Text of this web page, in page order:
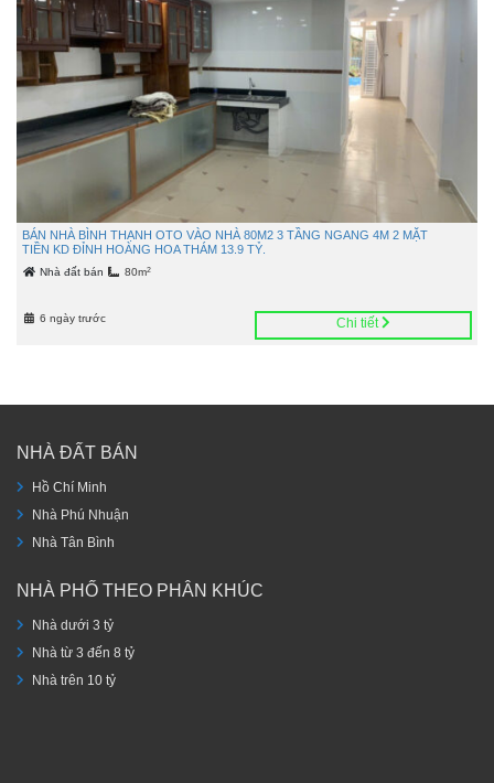
BÁN NHÀ BÌNH THẠNH OTO VÀO NHÀ 80M2 3 TẦNG NGANG 4M 2 MẶT
TIỀN KD ĐỈNH HOÀNG HOA THÁM 13.9 TỶ.
Nhà đất bán 80m2
6 ngày trước Chi tiết
NHÀ ĐẤT BÁN
Hồ Chí Minh
Nhà Phú Nhuận
Nhà Tân Bình
NHÀ PHỐ THEO PHÂN KHÚC
Nhà dưới 3 tỷ
Nhà từ 3 đến 8 tỷ
Nhà trên 10 tỷ